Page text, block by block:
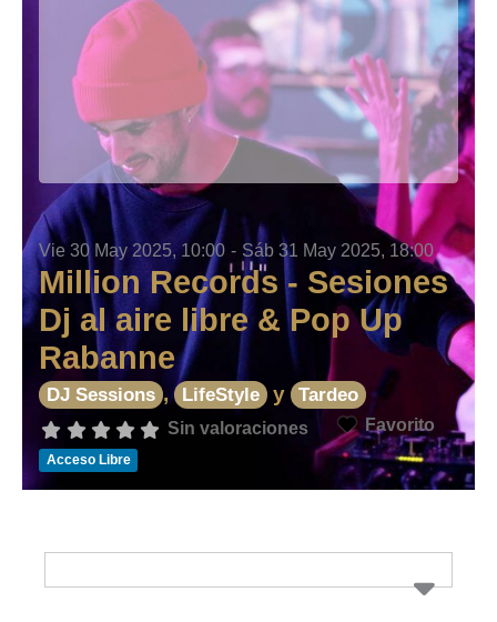
Vie 30 May 2025, 10:00 - Sáb 31 May 2025, 18:00
Million Records - Sesiones
Dj al aire libre & Pop Up
Rabanne
DJ Sessions , LifeStyle y Tardeo
Sin valoraciones Favorito
Acceso Libre